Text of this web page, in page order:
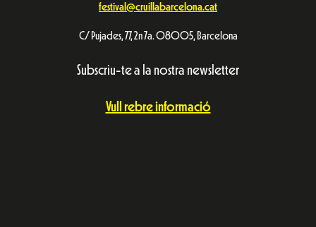
festival@cruillabarcelona.cat
C/ Pujades, 77, 2n 7a. 08005, Barcelona
Subscriu-te a la nostra newsletter
Vull rebre informació